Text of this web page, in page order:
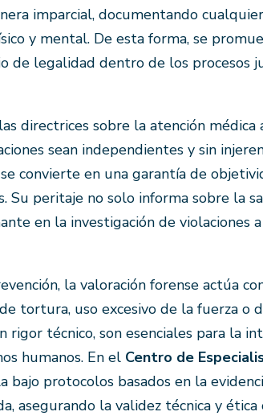
imparcial, documentando
y mental. De esta forma, se
de legalidad dentro de los procesos
directrices sobre la atención médica
sean independientes y sin
convierte en una garantía de
Su peritaje no solo informa sobre la
en la investigación de violaciones
la valoración forense actúa
tortura, uso excesivo de la fuerza o
rigor técnico, son esenciales para la
humanos. En el Centro de
bajo protocolos basados en la
asegurando la validez técnica y ética